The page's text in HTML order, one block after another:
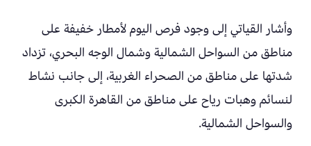
وأشار القياتي إلى وجود فرص اليوم لأمطار خفيفة على
مناطق من السواحل الشمالية وشمال الوجه البحري، تزداد
شدتها على مناطق من الصحراء الغربية، إلى جانب نشاط
لنسائم وهبات رياح على مناطق من القاهرة الكبرى
والسواحل الشمالية.